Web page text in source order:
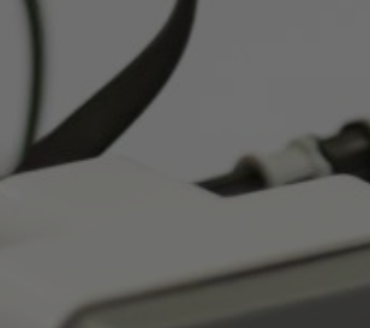
SOBRE A SAÚDE
Saúde
EJA E ENSINO MÉDIO
DAS ENCHENTES DE 2024